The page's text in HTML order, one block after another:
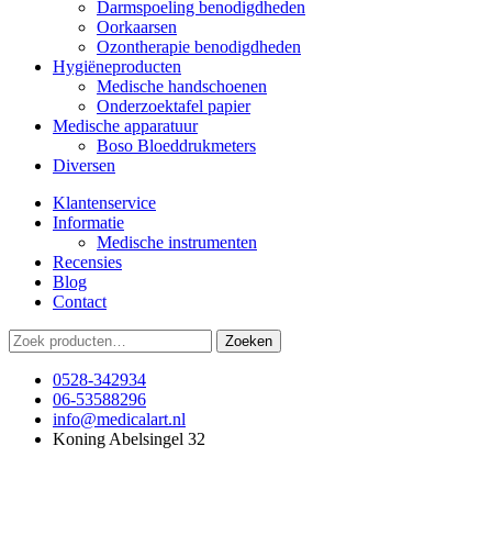
Darmspoeling benodigdheden
Oorkaarsen
Ozontherapie benodigdheden
Hygiëneproducten
Medische handschoenen
Onderzoektafel papier
Medische apparatuur
Boso Bloeddrukmeters
Diversen
Klantenservice
Informatie
Medische instrumenten
Recensies
Blog
Contact
Zoeken
naar:
Zoeken
0528-342934
06-53588296
info@medicalart.nl
Koning Abelsingel 32